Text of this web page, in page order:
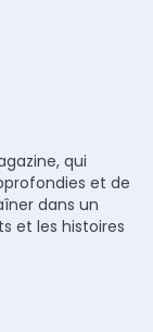
qui
et de
dans un
et les histoires